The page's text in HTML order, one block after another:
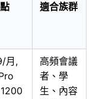
適合族群
月,
高頻會議
者、學
生、內容